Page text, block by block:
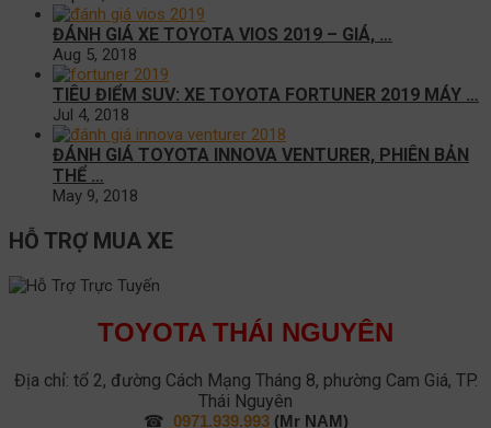
ĐÁNH GIÁ XE TOYOTA VIOS 2019 – GIÁ, …
Aug 5, 2018
TIÊU ĐIỂM SUV: XE TOYOTA FORTUNER 2019 MÁY …
Jul 4, 2018
ĐÁNH GIÁ TOYOTA INNOVA VENTURER, PHIÊN BẢN
THỂ …
May 9, 2018
HỖ TRỢ MUA XE
TOYOTA THÁI NGUYÊN
Địa chỉ: tổ 2, đường Cách Mạng Tháng 8, phường Cam Giá, TP.
Thái Nguyên
☎ 0971.939.993(Mr NAM)